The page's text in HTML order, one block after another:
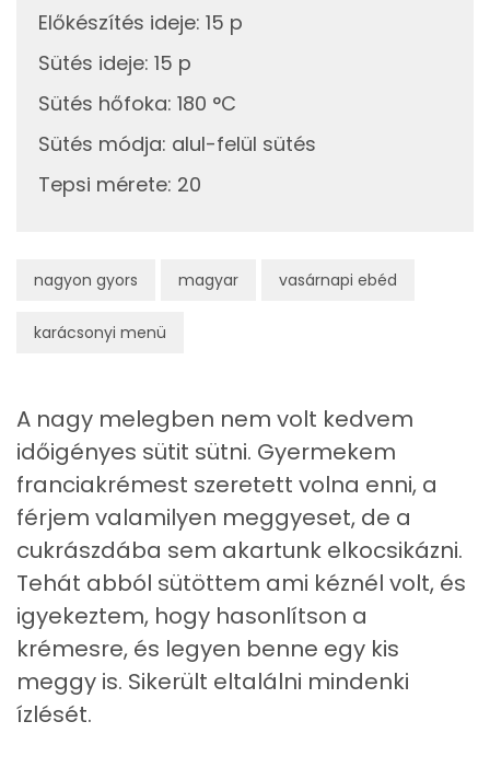
nagyon gyors magyar vasárnapi ebéd
karácsonyi menü
Összesen
Zsír
Összesen
Telített zsírsav
Többszörösen telítetlen zsírsav
Koleszterin
Ásványi anyagok
Összesen
436.9 g
Szelén
1 mg
Kálcium
179 mg
Vas
0 mg
Magnézium
Előkészítés ideje: 15 p
Sütés ideje: 15 p
Sütés hőfoka: 180 °C
Sütés módja: alul-felül sütés
Tepsi mérete: 20
A nagy melegben nem volt kedvem
időigényes sütit sütni. Gyermekem
franciakrémest szeretett volna enni, a
férjem valamilyen meggyeset, de a
cukrászdába sem akartunk elkocsikázni.
Tehát abból sütöttem ami kéznél volt, és
igyekeztem, hogy hasonlítson a
krémesre, és legyen benne egy kis
meggy is. Sikerült eltalálni mindenki
ízlését.